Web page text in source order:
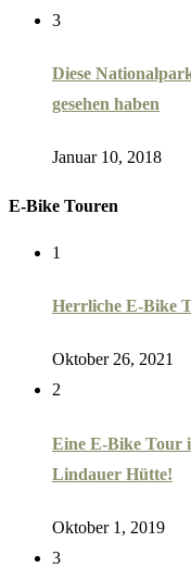
3
Diese
gesehen haben
Januar 10, 2018
E-Bike Touren
1
Herrliche E-Bike
Oktober 26, 2021
2
Eine E-Bike Tour
Lindauer Hütte!
Oktober 1, 2019
3